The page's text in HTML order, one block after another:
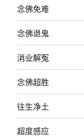
念佛免难
念佛退鬼
消业解冤
念佛超胜
往生净土
超度感应